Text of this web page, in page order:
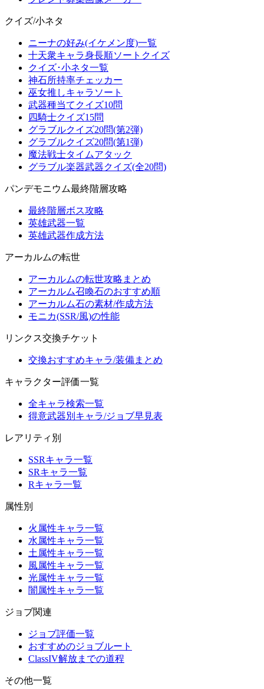
クイズ/小ネタ
ニーナの好み(イケメン度)一覧
十天衆キャラ身長順ソートクイズ
クイズ･小ネタ一覧
神石所持率チェッカー
巫女推しキャラソート
武器種当てクイズ10問
四騎士クイズ15問
グラブルクイズ20問(第2弾)
グラブルクイズ20問(第1弾)
魔法戦士タイムアタック
グラブル楽器武器クイズ(全20問)
パンデモニウム最終階層攻略
最終階層ボス攻略
英雄武器一覧
英雄武器作成方法
アーカルムの転世
アーカルムの転世攻略まとめ
アーカルム召喚石のおすすめ順
アーカルム石の素材/作成方法
モニカ(SSR/風)の性能
リンクス交換チケット
交換おすすめキャラ/装備まとめ
キャラクター評価一覧
全キャラ検索一覧
得意武器別キャラ/ジョブ早見表
レアリティ別
SSRキャラ一覧
SRキャラ一覧
Rキャラ一覧
属性別
火属性キャラ一覧
水属性キャラ一覧
土属性キャラ一覧
風属性キャラ一覧
光属性キャラ一覧
闇属性キャラ一覧
ジョブ関連
ジョブ評価一覧
おすすめのジョブルート
ClassIV解放までの道程
その他一覧